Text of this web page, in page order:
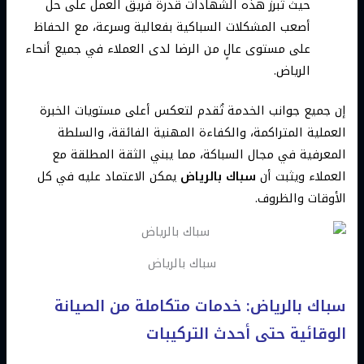
حيث تُبرز هذه الشهادات قدرة فريق العمل على حل
أصعب المشكلات السباكية بفعالية وسرعة، مع الحفاظ
على مستوى عالٍ من الرضا لدى العملاء في جميع أنحاء
الرياض.
إن جميع جوانب الخدمة تُقدم لتعكس أعلى مستويات الخبرة
العملية المتراكمة، والكفاءة المهنية الفائقة، والسلطة
المعرفية في مجال السباكة، مما يبني الثقة المطلقة مع
العملاء ويثبت أن سباك بالرياض يمكن الاعتماد عليه في كل
الأوقات والظروف.
سباك بالرياض
سباك بالرياض: خدمات متكاملة من الصيانة
الوقائية حتى أحدث التركيبات